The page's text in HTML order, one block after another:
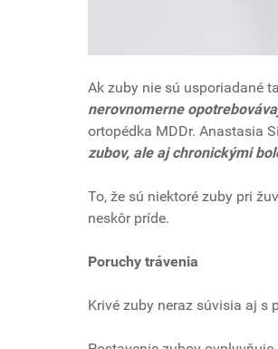
Ak zuby nie sú usporiadané
nerovnomerne
ortopédka MDDr. Anastasia
zubov, ale aj chronickými
To, že sú niektoré zuby pri
neskôr príde.
Poruchy trávenia
Krivé zuby neraz súvisia aj s